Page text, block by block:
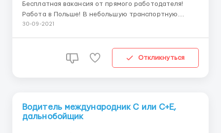
Бесплатная вакансия от прямого работодателя!
Работа в Польше! В небольшую транспортную
фирму требуется водитель с категориями С+Е!
стажировка возможна - 14 дней со вторым
водителем, но не оплачив...
30-09-2021
Откликнуться
Водитель международник С или С+Е,
дальнобойщик